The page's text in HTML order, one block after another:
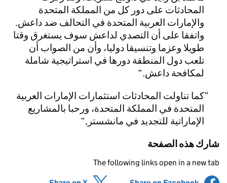
المحادثات على دور كل من المملكة المتحدة
والإمارات العربية المتحدة في التحالف ضد داعش.
واتفقا على أن التصدي لداعش سوف يستغرق وقتا
طويلا وعزما وتنسيقا دوليا، وأن من الصواب أن
تلعب دول المنطقة دورها في استراتيجية شاملة
لمكافحة داعش.
كما تناولت المحادثات استثمارات الإمارات العربية
المتحدة في المملكة المتحدة، ورحبا بالمشاريع
الإماراتية للتجديد في مانشستر,
شارك هذه الصفحة
The following links open in a new tab